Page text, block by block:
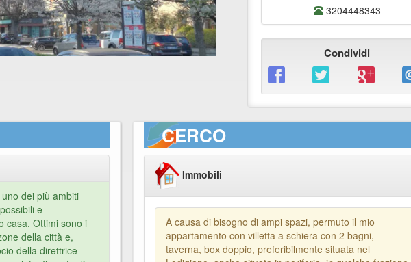
3204448343
Condividi
dei più ambiti
e
casa. Ottimi sono i
della città e,
della direttrice
CERCO
Immobili
A causa di bisogno di ampi spazi, permuto il mio
appartamento con villetta a schiera con 2 bagni,
taverna, box doppio, preferibilmente situata nel